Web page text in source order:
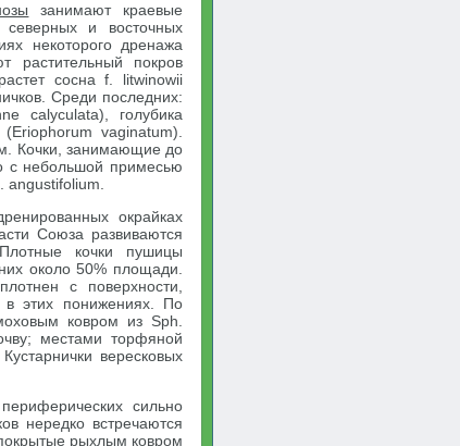
занимают краевые
и восточных
некоторого дренажа
растительный покров
сосна f. litwinowii
Среди последних:
calyculata), голубика
vaginatum).
Кочки, занимающие до
с небольшой примесью
окрайках
Союза развиваются
кочки пушицы
около 50% площади.
с поверхности,
этих понижениях. По
ковром из Sph.
местами торфяной
вересковых
сильно
нередко встречаются
рыхлым ковром